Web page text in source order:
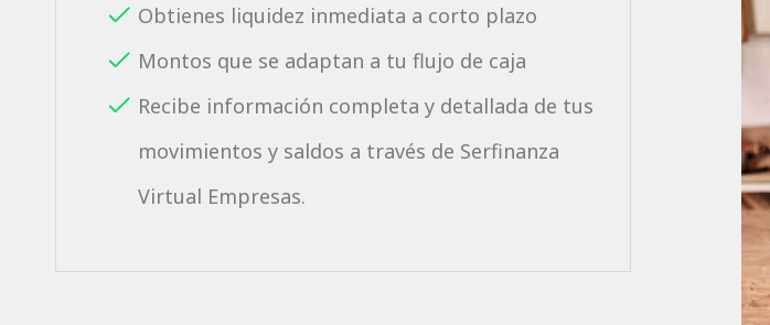
Obtienes liquidez inmediata a corto plazo
Montos que se adaptan a tu flujo de caja
Recibe información completa y detallada de tus
movimientos y saldos a través de Serfinanza
Virtual Empresas.